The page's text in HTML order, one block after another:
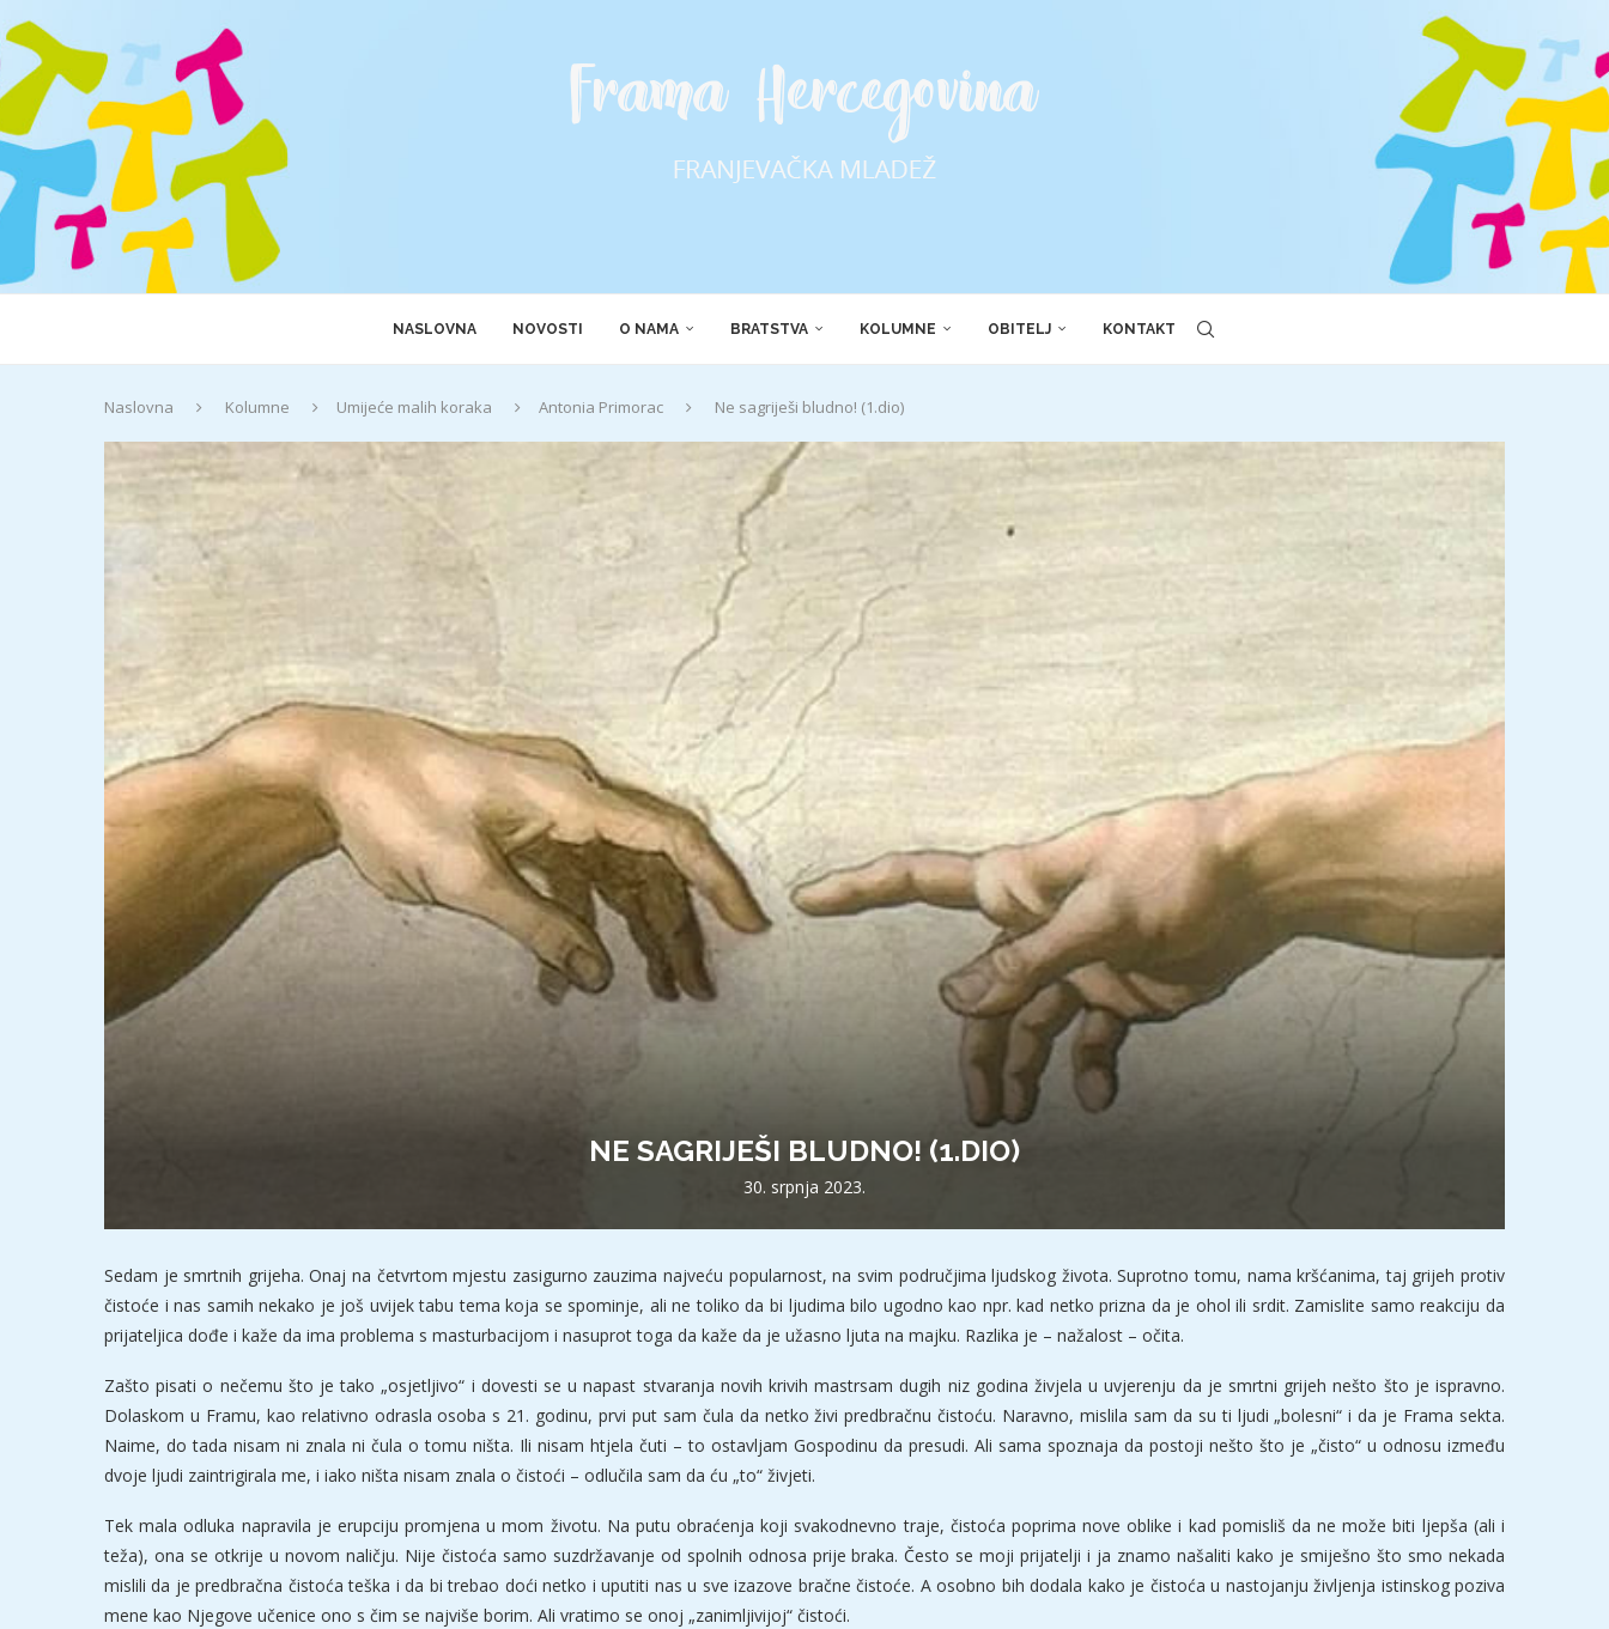
NASLOVNA NOVOSTI O NAMA BRATSTVA KOLUMNE OBITELJ KONTAKT
Naslovna Kolumne Umijeće malih koraka Antonia Primorac Ne sagriješi bludno! (1.dio)
NE SAGRIJEŠI BLUDNO! (1.DIO)
30. srpnja 2023.
Sedam je smrtnih grijeha. Onaj na četvrtom mjestu zasigurno zauzima najveću popularnost, na svim područjima ljudskog života. Suprotno tomu, nama kršćanima, taj grijeh protiv
čistoće i nas samih nekako je još uvijek tabu tema koja se spominje, ali ne toliko da bi ljudima bilo ugodno kao npr. kad netko prizna da je ohol ili srdit. Zamislite samo reakciju da
prijateljica dođe i kaže da ima problema s masturbacijom i nasuprot toga da kaže da je užasno ljuta na majku. Razlika je – nažalost – očita.
Zašto pisati o nečemu što je tako „osjetljivo“ i dovesti se u napast stvaranja novih krivih mastrsam dugih niz godina živjela u uvjerenju da je smrtni grijeh nešto što je ispravno.
Dolaskom u Framu, kao relativno odrasla osoba s 21. godinu, prvi put sam čula da netko živi predbračnu čistoću. Naravno, mislila sam da su ti ljudi „bolesni“ i da je Frama sekta.
Naime, do tada nisam ni znala ni čula o tomu ništa. Ili nisam htjela čuti – to ostavljam Gospodinu da presudi. Ali sama spoznaja da postoji nešto što je „čisto“ u odnosu između
dvoje ljudi zaintrigirala me, i iako ništa nisam znala o čistoći – odlučila sam da ću „to“ živjeti.
Tek mala odluka napravila je erupciju promjena u mom životu. Na putu obraćenja koji svakodnevno traje, čistoća poprima nove oblike i kad pomisliš da ne može biti ljepša (ali i
teža), ona se otkrije u novom naličju. Nije čistoća samo suzdržavanje od spolnih odnosa prije braka. Često se moji prijatelji i ja znamo našaliti kako je smiješno što smo nekada
mislili da je predbračna čistoća teška i da bi trebao doći netko i uputiti nas u sve izazove bračne čistoće. A osobno bih dodala kako je čistoća u nastojanju življenja istinskog poziva
mene kao Njegove učenice ono s čim se najviše borim. Ali vratimo se onoj „zanimljivijoj“ čistoći.